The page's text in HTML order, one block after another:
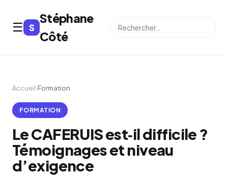
☰ S
Stéphane
Côté
Accueil›Formation
FORMATION
Le CAFERUIS est‑il difficile ?
Témoignages et niveau
d’exigence